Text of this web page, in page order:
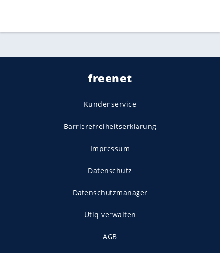
freenet
Kundenservice
Barrierefreiheitserklärung
Impressum
Datenschutz
Datenschutzmanager
Utiq verwalten
AGB